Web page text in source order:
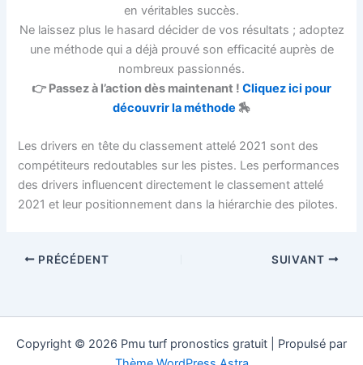
en véritables succès.
Ne laissez plus le hasard décider de vos résultats ; adoptez
une méthode qui a déjà prouvé son efficacité auprès de
nombreux passionnés.
👉 Passez à l’action dès maintenant ! Cliquez ici pour
découvrir la méthode 🏇
Les drivers en tête du classement attelé 2021 sont des
compétiteurs redoutables sur les pistes. Les performances
des drivers influencent directement le classement attelé
2021 et leur positionnement dans la hiérarchie des pilotes.
PRÉCÉDENT SUIVANT
Copyright © 2026 Pmu turf pronostics gratuit | Propulsé par